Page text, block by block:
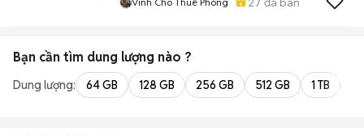
Bạn cần tìm dung lượng nào ?
Dung lượng: 64 GB 128 GB 256 GB 512 GB 1 TB